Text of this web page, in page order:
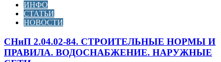
ИНФО
СТАТЬИ
НОВОСТИ
СНиП 2.04.02-84. СТРОИТЕЛЬНЫЕ НОРМЫ И
ПРАВИЛА. ВОДОСНАБЖЕНИЕ. НАРУЖНЫЕ